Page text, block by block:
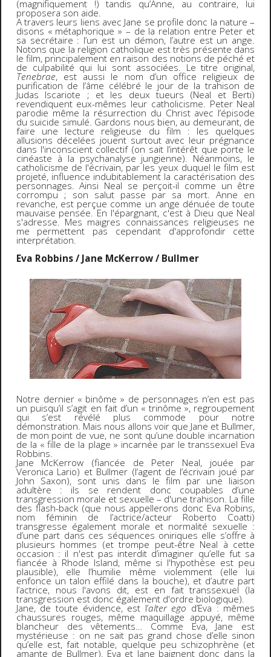
(magnifiquement !) tandis qu’Anne, au contraire, lui
proposera son aide.
A travers leurs liens avec Jane se profile donc la nature –
disons « métaphorique » – de la relation entre Peter et
sa secrétaire : l’un est un démon, l’autre est un ange.
Notons que la religion catholique est très présente dans
le film, principalement en raison des notions de péché et
de culpabilité qui lui sont associées. Le titre original,
Tenebrae, est aussi le nom d’un office religieux de
purification de l’âme célébré le jour de la trahison de
Judas Iscariote ; et les deux tueurs (Neal et Berti)
revendiquent eux-mêmes leur catholicisme. Peter Neal
parodie même la résurrection du Christ avec l’épisode
du suicide simulé. Gardons nous bien, au demeurant, de
faire une lecture religieuse du film : les quelques
allusions décelées jouent surtout avec leur prégnance
dans l'inconscient collectif (on sait l’intérêt que porte le
cinéaste à la psychanalyse jungienne). Néanmoins, le
catholicisme de l'écrivain, par les yeux duquel le film est
projeté, influence indubitablement la caractérisation des
personnages. Ainsi Neal se perçoit-il comme un être
corrompu ; son salut passe par sa mort. Anne en
revanche, est perçue comme un ange dénuée de toute
mauvaise pensée. En l'épargnant, c'est à Dieu que Neal
s'adresse. Mes maigres connaissances religieuses ne
me permettent pas cependant d'approfondir cette
interprétation.
Eva Robbins / Jane McKerrow / Bullmer
Notre dernier « binôme » de personnages n’en est pas
un puisqu’il s’agit en fait d’un « trinôme », regroupement
qui s’est révélé plus commode pour notre
démonstration. Mais nous allons voir que Jane et Bullmer,
de mon point de vue, ne sont qu’une double incarnation
de la « fille de la plage » incarnée par le transsexuel Eva
Robbins.
Jane McKerrow (fiancée de Peter Neal, jouée par
Veronica Lario) et Bullmer (l’agent de l’écrivain joué par
John Saxon), sont unis dans le film par une liaison
adultère : ils se rendent donc coupables d’une
transgression morale et sexuelle – d'une trahison. La fille
des flash-back (que nous appellerons donc Eva Robins,
nom féminin de l’actrice/acteur Roberto Coatti)
transgresse également morale et normalité sexuelle :
d’une part dans ces séquences oniriques elle s’offre à
plusieurs hommes (et trompe peut-être Neal à cette
occasion : il n'est pas interdit d’imaginer qu’elle fut sa
fiancée à Rhode Island, même si l'hypothèse est peu
plausible), elle l’humilie même violemment (elle lui
enfonce un talon effilé dans la bouche), et d’autre part
l’actrice, nous l'avons dit, est en fait transsexuel (la
transgression est donc également d'ordre biologique).
Jane, de toute évidence, est l’alter ego d’Eva : mêmes
chaussures rouges, même maquillage appuyé, même
blancheur des vêtements… Comme Eva, Jane est
mystérieuse : on ne sait pas grand chose d’elle sinon
qu’elle est, fait notable, quelque peu schizophrène (et
amante de Bullmer). Eva et Jane baignent donc dans la